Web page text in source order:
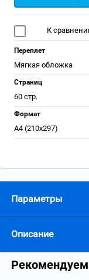
К
Переплет
Мягкая обложка
Страниц
60 стр.
Формат
А4 (210x297)
Параметры
Описание